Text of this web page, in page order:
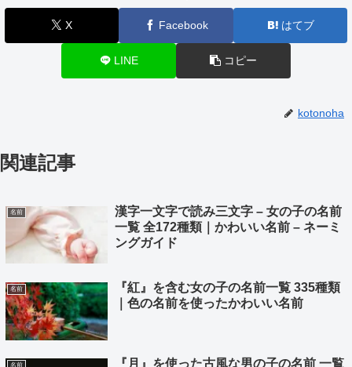
X Facebook はてブ
LINE コピー
kotonoha
関連記事
名前
漢字一文字で読み三文字 – 女の子の名前
一覧 全172種類｜かわいい名前 – ネーミ
ングガイド
名前
『紅』を含む女の子の名前一覧 335種類
｜色の名前を使ったかわいい名前
名前
『月』を使った古風な男の子の名前 一覧